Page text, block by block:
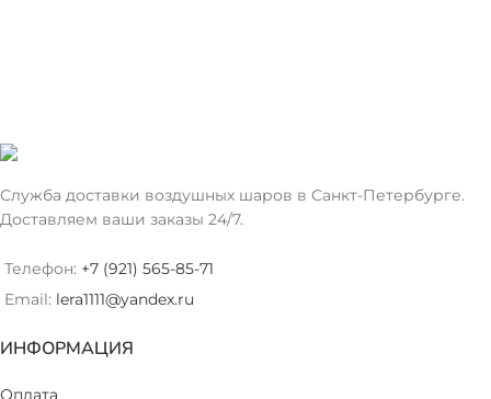
Служба доставки воздушных шаров в Санкт-Петербурге.
Доставляем ваши заказы 24/7.
Телефон: +7 (921) 565-85-71
Email: lera1111@yandex.ru
ИНФОРМАЦИЯ
Оплата